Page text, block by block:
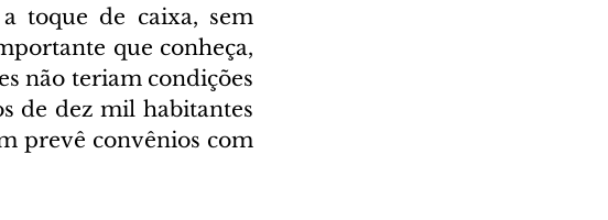
toque de caixa, sem
que conheça,
não teriam condições
de dez mil habitantes
prevê convênios com